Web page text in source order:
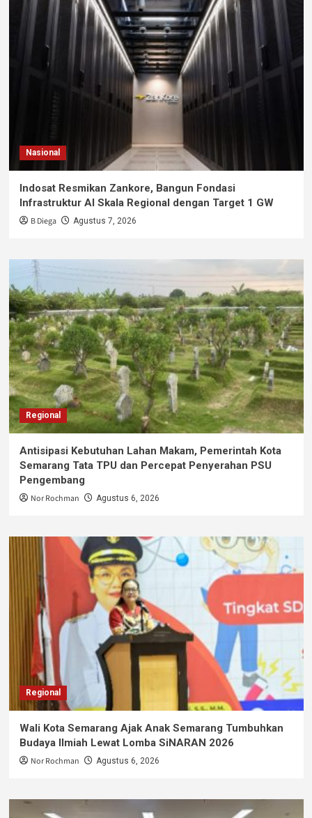
Nasional
Indosat Resmikan Zankore, Bangun Fondasi
Infrastruktur AI Skala Regional dengan Target 1 GW
B Diega Agustus 7, 2026
Regional
Antisipasi Kebutuhan Lahan Makam, Pemerintah Kota
Semarang Tata TPU dan Percepat Penyerahan PSU
Pengembang
Nor Rochman Agustus 6, 2026
Regional
Wali Kota Semarang Ajak Anak Semarang Tumbuhkan
Budaya Ilmiah Lewat Lomba SiNARAN 2026
Nor Rochman Agustus 6, 2026